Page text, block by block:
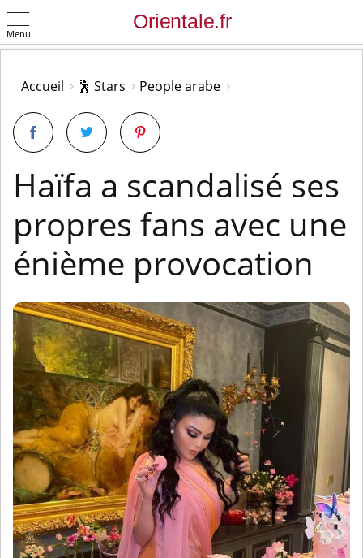
Menu
Accueil 🕺 Stars People arabe
Haïfa a scandalisé ses
propres fans avec une
énième provocation